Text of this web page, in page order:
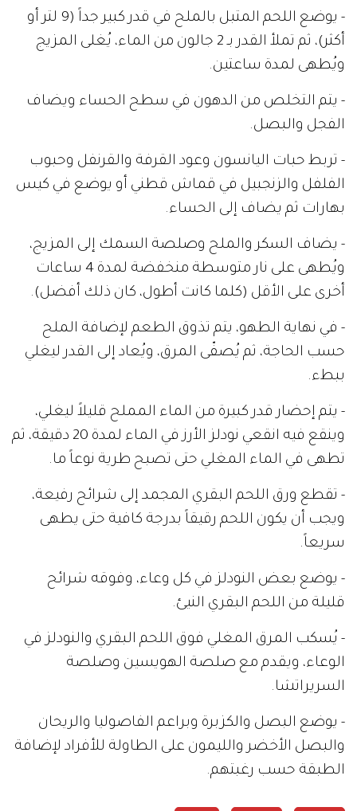
- يوضع اللحم المتبل بالملح في قدر كبير جداً (9 لتر أو
أكثر)، ثم تملأ القدر بـ 2 جالون من الماء، يُغلى المزيج
ويُطهى لمدة ساعتين.
- يتم التخلص من الدهون في سطح الحساء ويضاف
الفجل والبصل.
- تربط حبات اليانسون وعود القرفة والقرنفل وحبوب
الفلفل والزنجبيل في قماش قطني أو يوضع في كيس
بهارات ثم يضاف إلى الحساء.
- يضاف السكر والملح وصلصة السمك إلى المزيج،
ويُطهى على نار متوسطة منخفضة لمدة 4 ساعات
أخرى على الأقل (كلما كانت أطول، كان ذلك أفضل).
- في نهاية الطهو، يتم تذوق الطعم لإضافة الملح
حسب الحاجة، ثم يُصفّى المرق، ويُعاد إلى القدر ليغلي
ببطء.
- يتم إحضار قدر كبيرة من الماء المملح قليلاً ليغلي،
وينقع فيه انقعي نودلز الأرز في الماء لمدة 20 دقيقة، ثم
تطهى في الماء المغلي حتى تصبح طرية نوعاً ما.
- تقطع ورق اللحم البقري المجمد إلى شرائح رفيعة،
ويجب أن يكون اللحم رقيقاً بدرجة كافية حتى يطهى
سريعاً.
- يوضع بعض النودلز في كل وعاء، وفوقه شرائح
قليلة من اللحم البقري النيئ.
- يُسكب المرق المغلي فوق اللحم البقري والنودلز في
الوعاء، ويقدم مع صلصة الهويسين وصلصة
السريراتشا.
- يوضع البصل والكزبرة وبراعم الفاصوليا والريحان
والبصل الأخضر والليمون على الطاولة للأفراد لإضافة
الطبقة حسب رغبتهم.